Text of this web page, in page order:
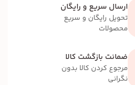
ارسال سریع و رایگان
تحویل رایگان و سریع
محصولات
ضمانت بازگشت کالا
مرجوع کردن کالا بدون
نگرانی